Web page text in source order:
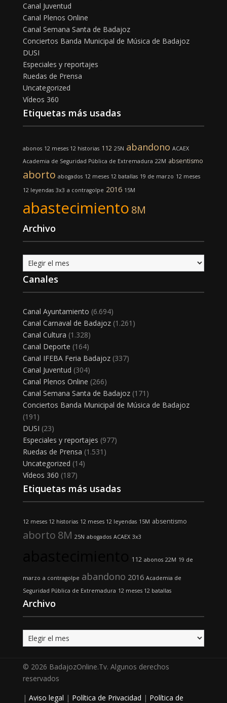
Canal Juventud
Canal Plenos Online
Canal Semana Santa de Badajoz
Conciertos Banda Municipal de Música de Badajoz
DUSI
Especiales y reportajes
Ruedas de Prensa
Uncategorized
Vídeos 360
Etiquetas más usadas
abonos 12 meses 12 historias 112 25N abandono ACAEX
Academia de Seguridad Pública de Extremadura 22M absentismo
aborto abogados 12 meses 12 batallas 19 de marzo 12 meses
12 leyendas 3x3 a contragolpe 2016 15M
abastecimiento 8M
Archivo
Archivo
Canales
Canal Ayuntamiento (6.694)
Canal Carnaval de Badajoz(1.261)
Canal Cultura (1.328)
Canal Deporte (164)
Canal IFEBA Feria Badajoz(337)
Canal Juventud (304)
Canal Plenos Online (266)
Canal Semana Santa de Badajoz(171)
Conciertos Banda Municipal de Música de Badajoz
(191)
DUSI (23)
Especiales y reportajes (977)
Ruedas de Prensa (1.531)
Uncategorized (14)
Vídeos 360 (187)
Etiquetas más usadas
12 meses 12 historias 12 meses 12 leyendas 15M absentismo
aborto 8M 25N abogados ACAEX 3x3
112 abonos 22M 19 de
marzo a contragolpe abandono 2016 Academia de
Seguridad Pública de Extremadura 12 meses 12 batallas
Archivo
Archivo
© 2026 BadajozOnline.Tv. Algunos derechos
reservados
| Aviso legal | Política de Privacidad | Política de